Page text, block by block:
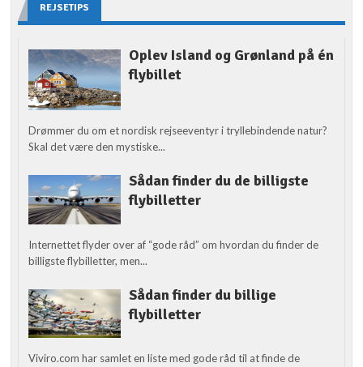
REJSETIPS
Oplev Island og Grønland på én
flybillet
Drømmer du om et nordisk rejseeventyr i tryllebindende natur?
Skal det være den mystiske...
Sådan finder du de billigste
flybilletter
Internettet flyder over af “gode råd” om hvordan du finder de
billigste flybilletter, men...
Sådan finder du billige
flybilletter
Viviro.com har samlet en liste med gode råd til at finde de